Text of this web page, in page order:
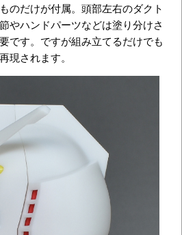
のだけが付属。頭部左右のダクト
やハンドパーツなどは塗り分けさ
です。ですが組み立てるだけでも
現されます。